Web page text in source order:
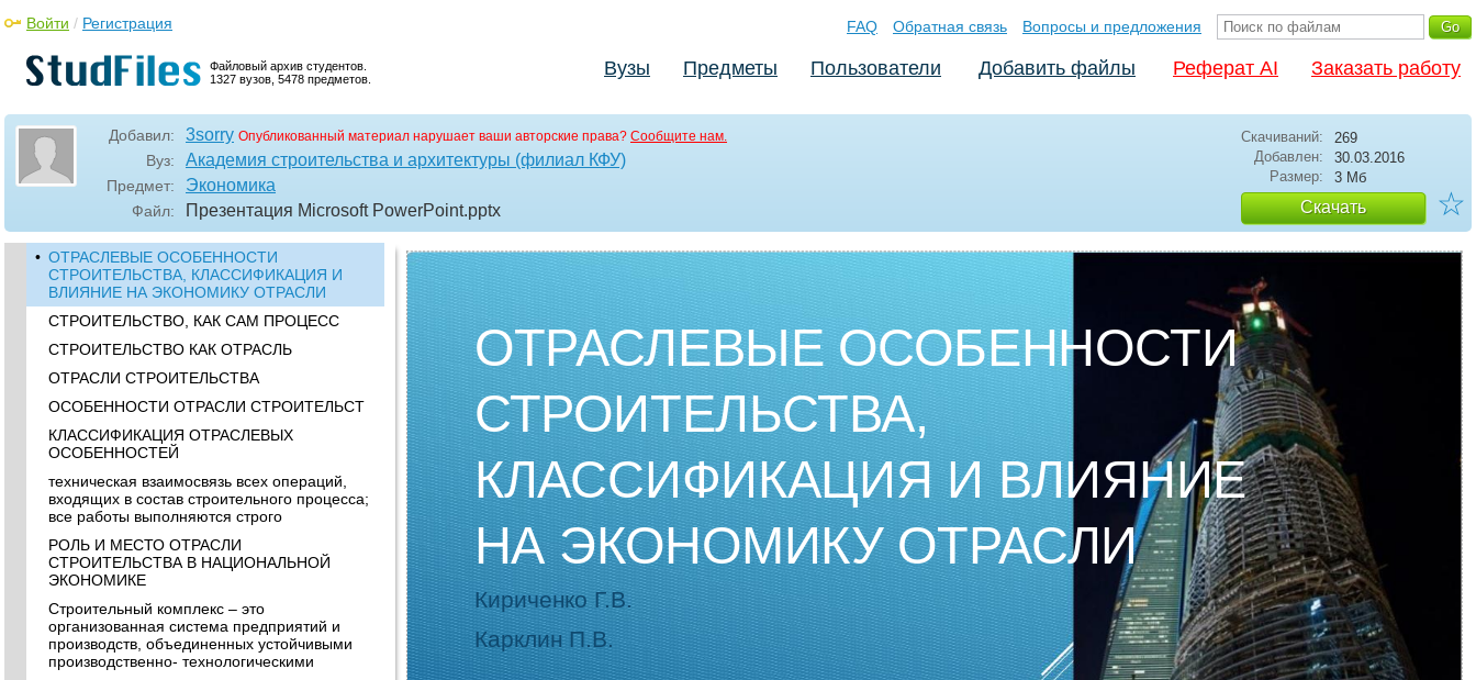
Файловый архив студентов.
1327 вузов, 5478 предметов.
Войти / Регистрация FAQ Обратная связь Вопросы и предложения
Вузы Предметы Пользователи Добавить файлы Реферат AI Заказать работу
Добавил: 3sorry Опубликованный материал нарушает ваши авторские права? Сообщите нам.
Вуз: Академия строительства и архитектуры (филиал КФУ)
Предмет: Экономика
Файл: Презентация Microsoft PowerPoint.pptx
Скачиваний:
269
Добавлен:
30.03.2016
Размер:
3 Мб
Скачать ☆
• ОТРАСЛЕВЫЕ ОСОБЕННОСТИ
СТРОИТЕЛЬСТВА, КЛАССИФИКАЦИЯ И
ВЛИЯНИЕ НА ЭКОНОМИКУ ОТРАСЛИ
СТРОИТЕЛЬСТВО, КАК САМ ПРОЦЕСС
СТРОИТЕЛЬСТВО КАК ОТРАСЛЬ
ОТРАСЛИ СТРОИТЕЛЬСТВА
ОСОБЕННОСТИ ОТРАСЛИ СТРОИТЕЛЬСТ
КЛАССИФИКАЦИЯ ОТРАСЛЕВЫХ
ОСОБЕННОСТЕЙ
техническая взаимосвязь всех операций,
входящих в состав строительного процесса;
все работы выполняются строго
РОЛЬ И МЕСТО ОТРАСЛИ
СТРОИТЕЛЬСТВА В НАЦИОНАЛЬНОЙ
ЭКОНОМИКЕ
Строительный комплекс – это
организованная система предприятий и
производств, объединенных устойчивыми
производственно- технологическими
ОТРАСЛЕВЫЕ ОСОБЕННОСТИ
СТРОИТЕЛЬСТВА,
КЛАССИФИКАЦИЯ И ВЛИЯНИЕ
НА ЭКОНОМИКУ ОТРАСЛИ
Кириченко Г.В.
Карклин П.В.